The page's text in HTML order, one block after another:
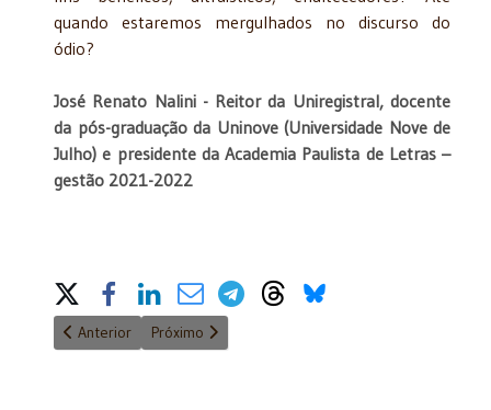
quando estaremos mergulhados no discurso do
ódio?
José Renato Nalini - Reitor da Uniregistral, docente
da pós-graduação da Uninove (Universidade Nove de
Julho) e presidente da Academia Paulista de Letras –
gestão 2021-2022
Share on Social Media
Artigo anterior: Escaramuças Literárias
Anterior Próximo artigo: Difal. Uma grande controvérsia
Próximo